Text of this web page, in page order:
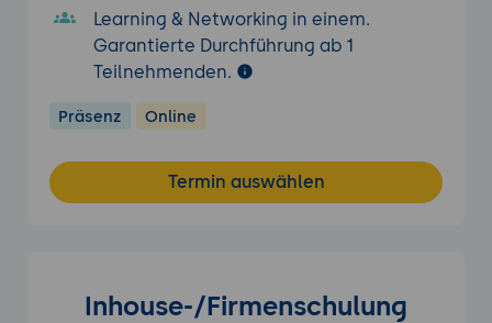
Learning & Networking in einem.
Garantierte Durchführung ab 1
Teilnehmenden.
Präsenz Online
Termin auswählen
Inhouse-/Firmenschulung